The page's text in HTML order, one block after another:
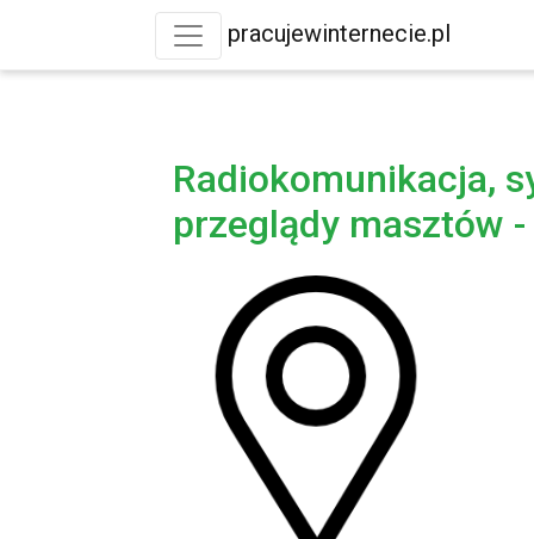
pracujewinternecie.pl
Radiokomunikacja,
przeglądy masztów -